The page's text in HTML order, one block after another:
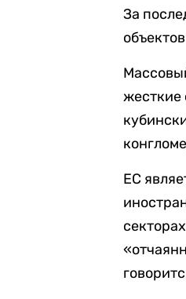
За
жесткие
ЕС